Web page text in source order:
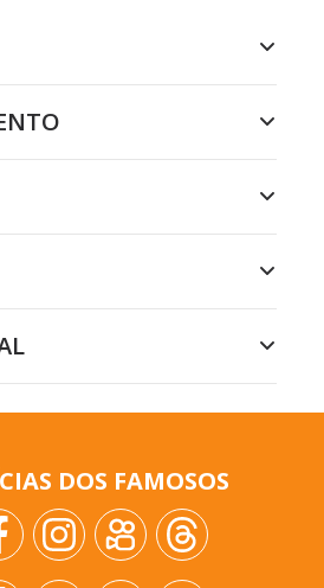
DOS FAMOSOS